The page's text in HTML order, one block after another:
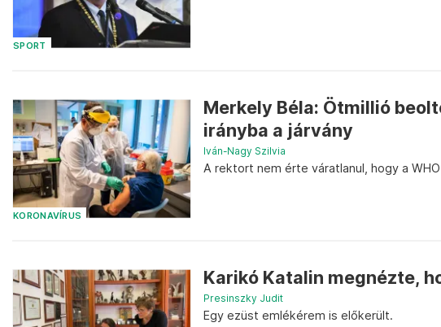
SPORT
KORONAVÍRUS
Merkely Béla: Ötmillió
irányba a járvány
Iván-Nagy Szilvia
A rektort nem érte váratlanul, hogy a
Karikó Katalin megnézte,
Presinszky Judit
Egy ezüst emlékérem is előkerült.